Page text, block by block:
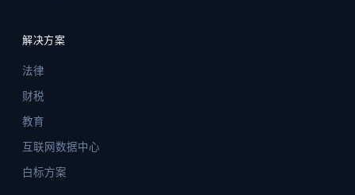
解决方案
法律
财税
教育
互联网数据中心
白标方案